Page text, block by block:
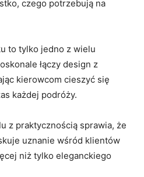
czego potrzebują na
to ⁣tylko jedno z wielu
łączy⁢ design z
kierowcom‍ cieszyć ⁢się
każdej podróży.
z praktycznością sprawia, że
uznanie wśród⁤ klientów‍
niż tylko eleganckiego